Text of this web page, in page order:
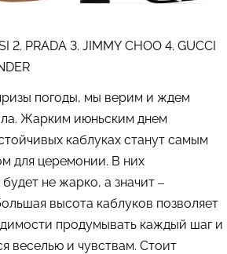
2. PRADA 3. JIMMY CHOO 4. GUCCI
погоды, мы верим и ждем
Жарким июньским днем
каблуках станут самым
для церемонии. В них
не жарко, а значит –
высота каблуков позволяет
продумывать каждый шаг и
веселью и чувствам. Стоит